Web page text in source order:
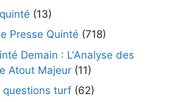
(13)
Presse Quinté (718)
Demain : L'Analyse des
Atout Majeur (11)
questions turf (62)